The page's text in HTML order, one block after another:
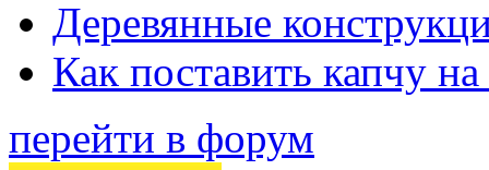
Деревянные
Как поставить капчу
перейти в форум